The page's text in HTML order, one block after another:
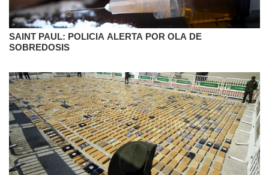
SAINT PAUL: POLICIA ALERTA POR OLA DE
SOBREDOSIS